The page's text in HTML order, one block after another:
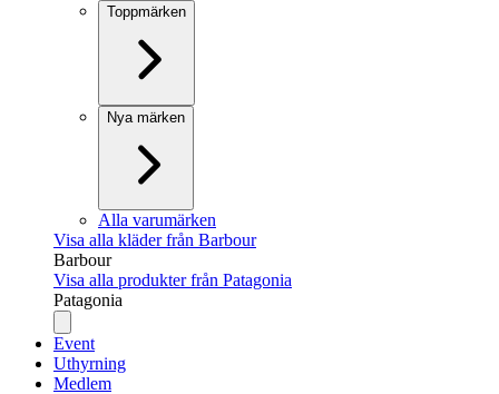
Toppmärken
Nya märken
Alla varumärken
Visa alla kläder från Barbour
Barbour
Visa alla produkter från Patagonia
Patagonia
Event
Uthyrning
Medlem